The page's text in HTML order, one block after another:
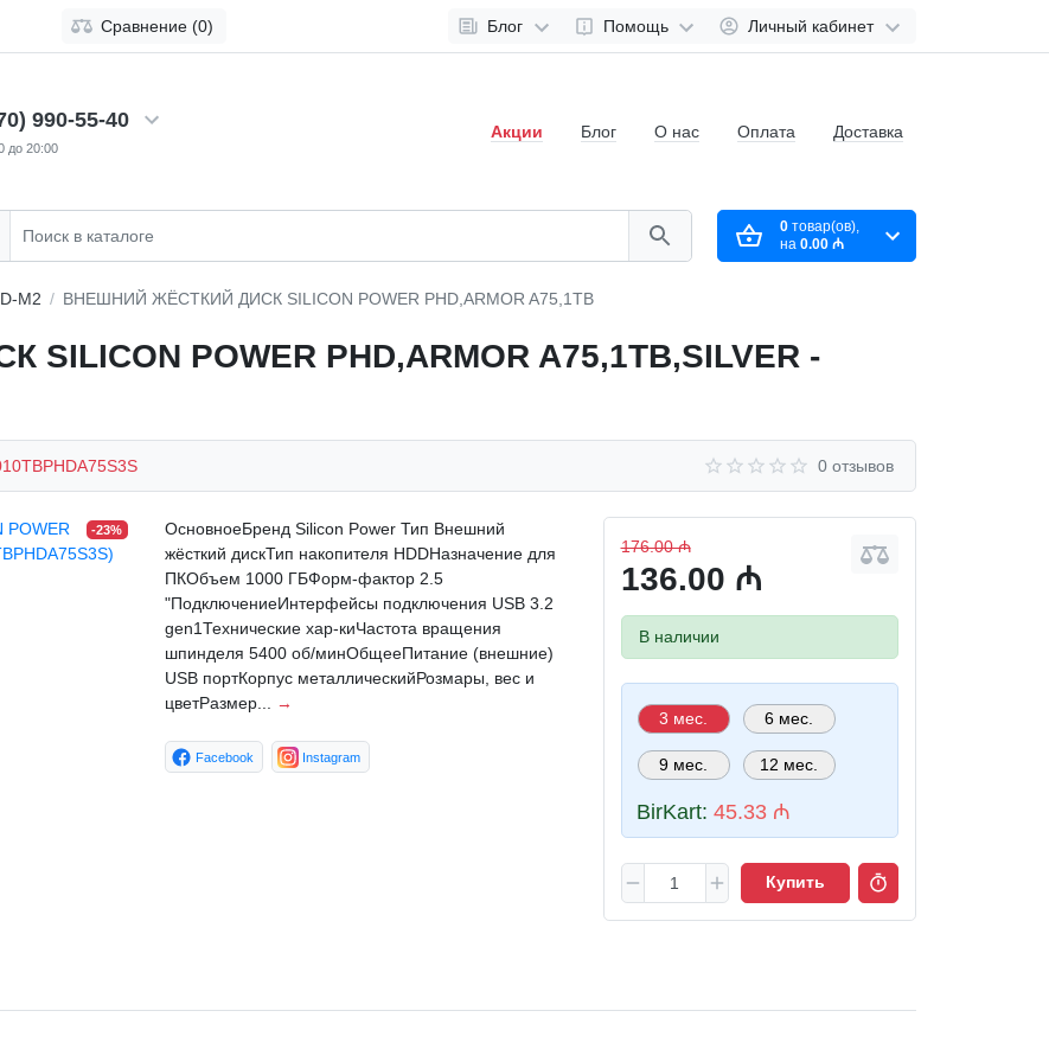
Сравнение (0) Блог Помощь Личный кабинет
990-55-40
до 20:00
Акции Блог О нас Оплата Доставка
0товар(ов),
на 0.00 ₼
M2 ВНЕШНИЙ ЖЁСТКИЙ ДИСК SILICON POWER PHD,ARMOR A75,1TB
POWER PHD,ARMOR A75,1TB,SILVER -
0 отзывов
-23%
176.00 ₼
136.00 ₼
В наличии
3 мес. 6 мес.
9 мес. 12 мес.
BirKart:45.33 ₼
Купить
ОсновноеБренд Silicon Power Тип Внешний
жёсткий дискТип накопителя HDDНазначение для
ПКОбъем 1000 ГБФорм-фактор 2.5
"ПодключениеИнтерфейсы подключения USB 3.2
gen1Технические хар-киЧастота вращения
шпинделя 5400 об/минОбщееПитание (внешние)
USB портКорпус металлическийРозмары, вес и
цветРазмер...
→
Facebook Instagram